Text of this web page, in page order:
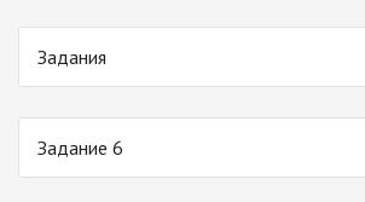
Задания
Задание 6